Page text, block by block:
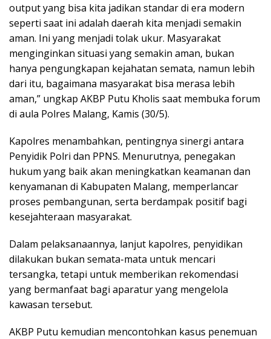
output yang bisa kita jadikan standar di era modern
seperti saat ini adalah daerah kita menjadi semakin
aman. Ini yang menjadi tolak ukur. Masyarakat
menginginkan situasi yang semakin aman, bukan
hanya pengungkapan kejahatan semata, namun lebih
dari itu, bagaimana masyarakat bisa merasa lebih
aman,” ungkap AKBP Putu Kholis saat membuka forum
di aula Polres Malang, Kamis (30/5).
Kapolres menambahkan, pentingnya sinergi antara
Penyidik Polri dan PPNS. Menurutnya, penegakan
hukum yang baik akan meningkatkan keamanan dan
kenyamanan di Kabupaten Malang, memperlancar
proses pembangunan, serta berdampak positif bagi
kesejahteraan masyarakat.
Dalam pelaksanaannya, lanjut kapolres, penyidikan
dilakukan bukan semata-mata untuk mencari
tersangka, tetapi untuk memberikan rekomendasi
yang bermanfaat bagi aparatur yang mengelola
kawasan tersebut.
AKBP Putu kemudian mencontohkan kasus penemuan